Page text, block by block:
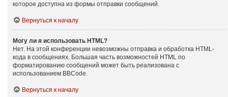
которое доступна из формы отправки сообщений.
Вернуться к началу
Могу ли я использовать HTML?
Нет. На этой конференции невозможны отправка и обработка HTML-
кода в сообщениях. Большая часть возможностей HTML по
форматированию сообщений может быть реализована с
использованием BBCode.
Вернуться к началу